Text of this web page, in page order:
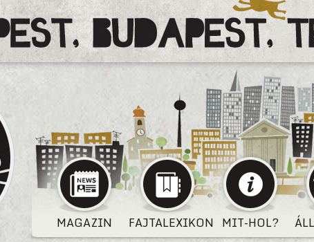
MAGAZIN FAJTALEXIKON MIT-HOL?